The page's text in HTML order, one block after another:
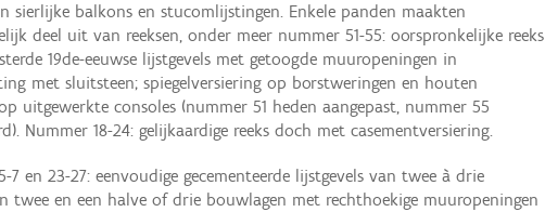
sierlijke balkons en stucomlijstingen. Enkele panden maakten
deel uit van reeksen, onder meer nummer 51-55: oorspronkelijke reeks
19de-eeuwse lijstgevels met getoogde muuropeningen in
met sluitsteen; spiegelversiering op borstweringen en houten
uitgewerkte consoles (nummer 51 heden aangepast, nummer 55
Nummer 18-24: gelijkaardige reeks doch met casementversiering.
7 en 23-27: eenvoudige gecementeerde lijstgevels van twee à drie
twee en een halve of drie bouwlagen met rechthoekige muuropeningen